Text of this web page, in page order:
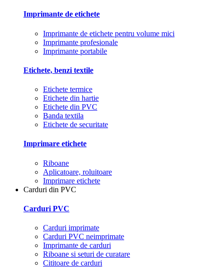
Imprimante de etichete
Imprimante de etichete pentru volume mici
Imprimante profesionale
Imprimante portabile
Etichete, benzi textile
Etichete termice
Etichete din hartie
Etichete din PVC
Banda textila
Etichete de securitate
Imprimare etichete
Riboane
Aplicatoare, roluitoare
Imprimare etichete
Carduri din PVC
Carduri PVC
Carduri imprimate
Carduri PVC neimprimate
Imprimante de carduri
Riboane si seturi de curatare
Cititoare de carduri